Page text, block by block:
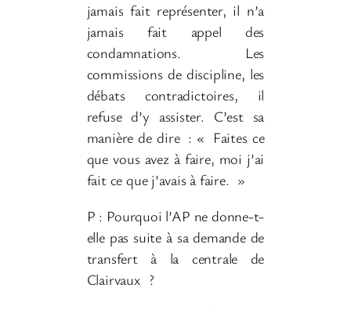
jamais fait représenter, il n’a
jamais fait appel des
condamnations. Les
commissions de discipline, les
débats contradictoires, il
refuse d’y assister. C’est sa
manière de dire : « Faites ce
que vous avez à faire, moi j’ai
fait ce que j’avais à faire. »
P : Pourquoi l’AP ne donne-t-
elle pas suite à sa demande de
transfert à la centrale de
Clairvaux ?